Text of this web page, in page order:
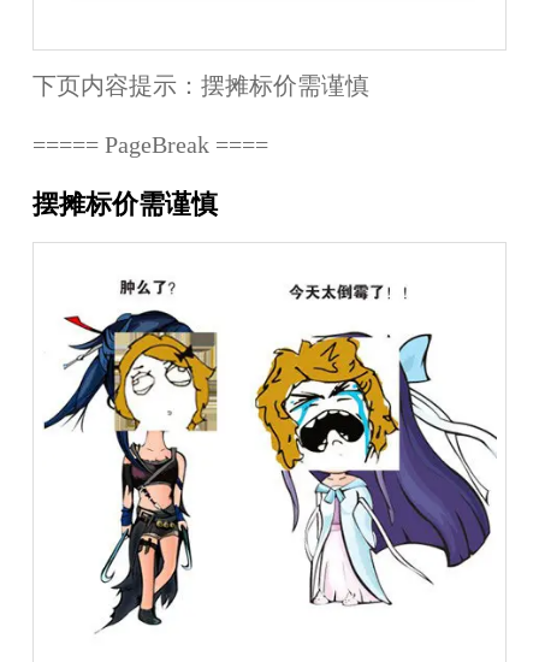
下页内容提示： 摆摊标价需谨慎
===== PageBreak ====
摆摊标价需谨慎